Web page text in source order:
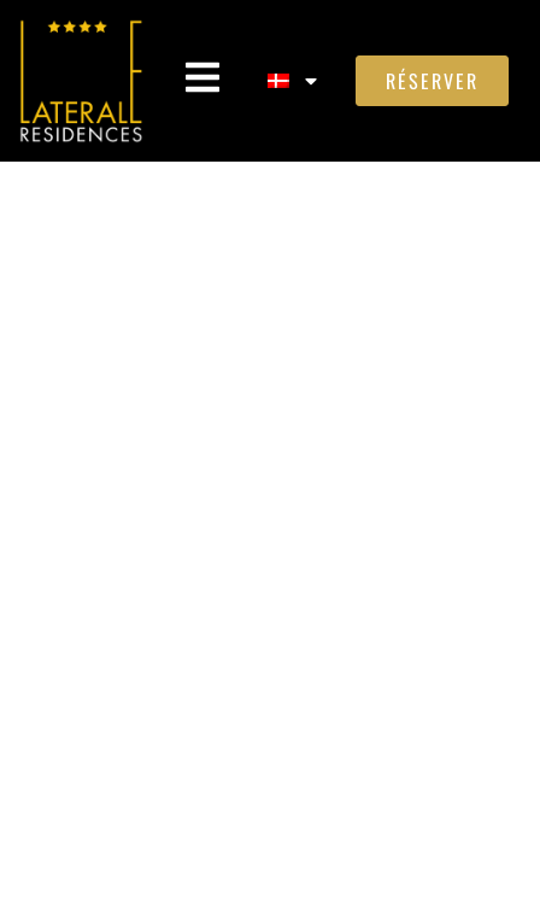
RÉSERVER